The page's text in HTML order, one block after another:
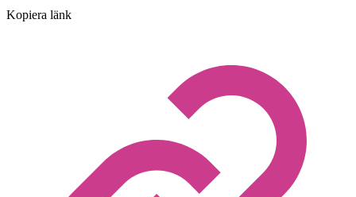
Kopiera länk